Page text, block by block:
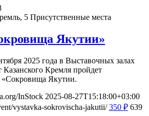
5 Присутственные места
Якутии»
2025 года в Выставочных залах
Кремля пройдет
«Сокровища Якутии.
InStock 2025-08-27T15:18:00+03:00
vystavka-sokrovischa-jakutii/ 350 ₽ 639